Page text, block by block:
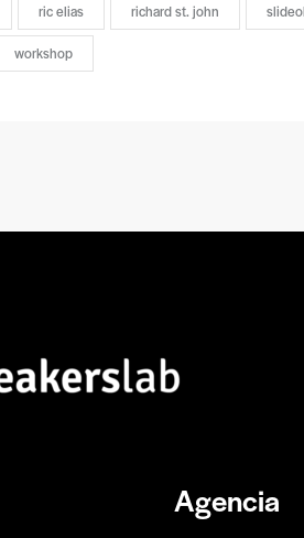
ric elias richard st. john
workshop
Agencia